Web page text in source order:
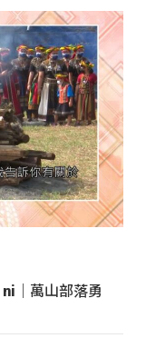
｜萬山部落勇